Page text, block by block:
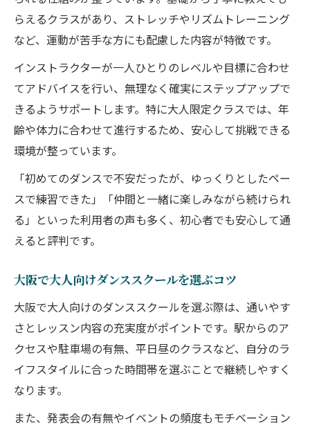
由
大正区のダンススクールで味わう充実感
初心者におすすめのダンススクールの魅力
初心者が安心できるダンススクールの選び
方
大人初心者に優しいダンススクールの特徴
大阪で選ぶダンススクール初心者向けポイ
大正区ダンススクールが初心者に人気な理
由
ダンススクールで基礎から楽しく学ぶ方法
らえるクラスがあり、ストレッチやリズムトレーニング
など、運動が苦手な方にも配慮した内容が特徴です。
インストラクターが一人ひとりのレベルや目標に合わせ
てアドバイスを行い、無理なく確実にステップアップで
きるようサポートします。特に大人限定クラスでは、年
齢や体力に合わせて進行するため、安心して挑戦できる
環境が整っています。
「初めてのダンスで不安だったが、ゆっくりとしたペー
スで練習できた」「仲間と一緒に楽しみながら続けられ
る」といった利用者の声も多く、初心者でも安心して通
えると評判です。
大阪で大人向けダンススクールを選ぶコツ
大阪で大人向けのダンススクールを選ぶ際は、通いやす
さとレッスン内容の充実度がポイントです。駅からのア
クセスや駐車場の有無、平日昼のクラスなど、自分のラ
イフスタイルに合った時間帯を選ぶことで継続しやすく
なります。
また、発表会の有無やイベントの頻度もモチベーション